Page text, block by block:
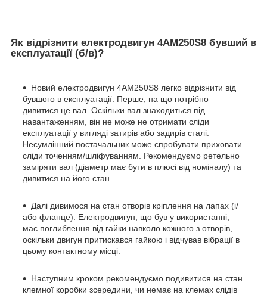
Як відрізнити електродвигун 4АМ250S8 бувший в
експлуатації (б/в)?
Новий електродвигун 4АМ250S8 легко відрізнити від
бувшого в експлуатації. Перше, на що потрібно
дивитися це вал. Оскільки вал знаходиться під
навантаженням, він не може не отримати сліди
експлуатації у вигляді затирів або задирів сталі.
Несумлінний постачальник може спробувати приховати
сліди точенням/шліфуванням. Рекомендуємо ретельно
заміряти вал (діаметр має бути в плюсі від номіналу) та
дивитися на його стан.
Далі дивимося на стан отворів кріплення на лапах (і/
або фланце). Електродвигун, що був у використанні,
має поглиблення від гайки навколо кожного з отворів,
оскільки двигун притискався гайкою і відчував вібрації в
цьому контактному місці.
Наступним кроком рекомендуємо подивитися на стан
клемної коробки зсередини, чи немає на клемах слідів